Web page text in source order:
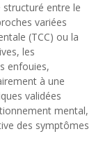
structuré entre le
variées
(TCC) ou la
les
enfouies,
à une
validées
mental,
des symptômes